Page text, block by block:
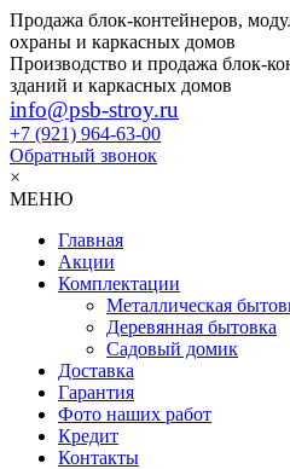
Продажа блок-контейнеров,
охраны и каркасных домов
Производство и продажа блок-
зданий и каркасных домов
info@psb-stroy.ru
+7 (921) 964-63-00
Обратный звонок
×
МЕНЮ
Главная
Акции
Комплектации
Металлическая
Деревянная бытовка
Садовый домик
Доставка
Гарантия
Фото наших работ
Кредит
Контакты